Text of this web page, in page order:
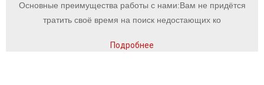
Основные преимущества работы с нами:Вам не придётся
тратить своё время на поиск недостающих ко
Подробнее